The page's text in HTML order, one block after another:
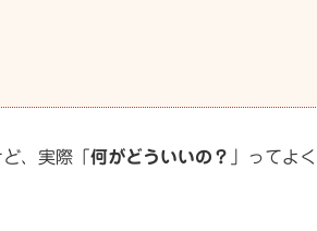
、実際「 何がどういいの？
」ってよく